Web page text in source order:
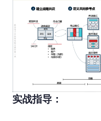
实战指导：